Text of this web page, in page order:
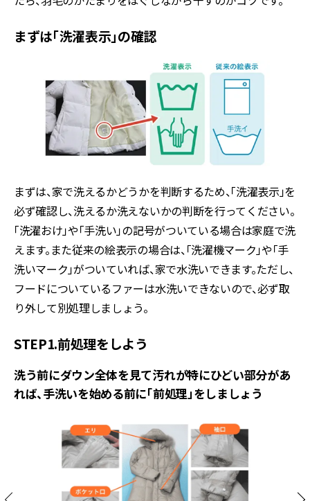
まずは「洗濯表示」の確認
まずは、家で洗えるかどうかを判断するため、「洗濯表示」を
必ず確認し、洗えるか洗えないかの判断を行ってください。
「洗濯おけ」や「手洗い」の記号がついている場合は家庭で洗
えます。また従来の絵表示の場合は、「洗濯機マーク」や「手
洗いマーク」がついていれば、家で水洗いできます。ただし、
フードについているファーは水洗いできないので、必ず取
り外して別処理しましょう。
STEP1.前処理をしよう
洗う前にダウン全体を見て汚れが特にひどい部分があ
れば、手洗いを始める前に「前処理」をしましょう